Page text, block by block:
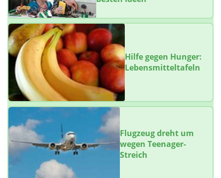
Hilfe gegen Hunger:
Lebensmitteltafeln
Flugzeug dreht um
wegen Teenager-
Streich